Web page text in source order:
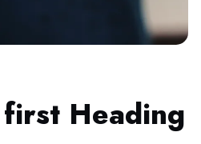
Heading